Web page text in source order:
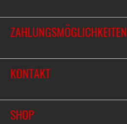
ZAHLUNGSMÖGLICHKEITEN
KONTAKT
SHOP